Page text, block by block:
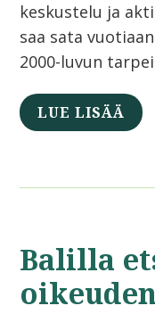
keskustelu ja
saa sata
2000-luvun
LUE LISÄÄ
Balilla